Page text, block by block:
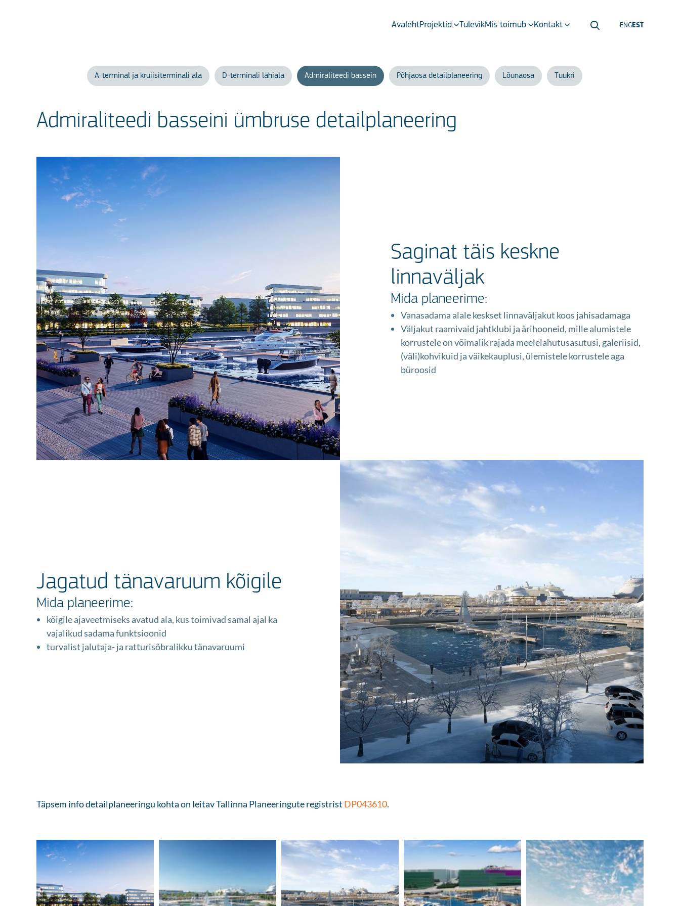
AvalehtProjektid TulevikMis toimub Kontakt ENG EST
A-terminal ja kruiisiterminali ala D-terminali lähiala Admiraliteedi bassein Põhjaosa detailplaneering Lõunaosa Tuukri
Admiraliteedi basseini ümbruse detailplaneering
Saginat täis keskne
linnaväljak
Mida planeerime:
Vanasadama alale keskset linnaväljakut koos jahisadamaga
Väljakut raamivaid jahtklubi ja ärihooneid, mille alumistele
korrustele on võimalik rajada meelelahutusasutusi, galeriisid,
(väli)kohvikuid ja väikekauplusi, ülemistele korrustele aga
büroosid
Jagatud tänavaruum kõigile
Mida planeerime:
kõigile ajaveetmiseks avatud ala, kus toimivad samal ajal ka
vajalikud sadama funktsioonid
turvalist jalutaja- ja ratturisõbralikku tänavaruumi
Täpsem info detailplaneeringu kohta on leitav Tallinna Planeeringute registrist DP043610.